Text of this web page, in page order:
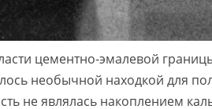
цементно-эмалевой
необычной находкой для
не являлась накоплением